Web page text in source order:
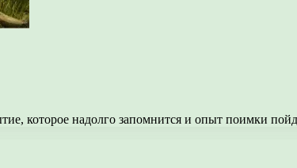
которое надолго запомнится и опыт поимки